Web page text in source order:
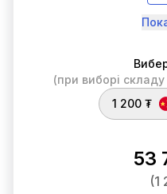
(при виборі складу
1 200 ₮
53
(1